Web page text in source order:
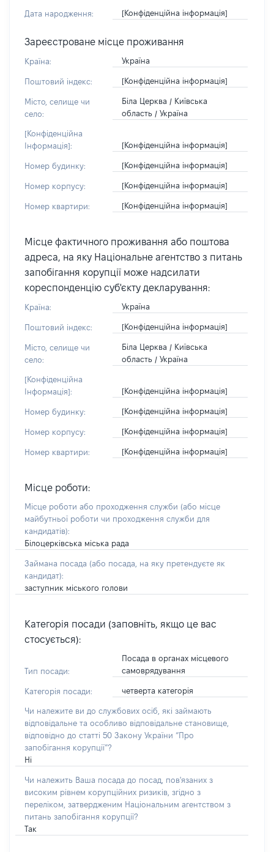
Дата народження: [Конфіденційна інформація]
Зареєстроване місце проживання
Країна: Україна
Поштовий індекс: [Конфіденційна інформація]
Місто, селище чи
село:
Біла Церква / Київська
область / Україна
[Конфіденційна
Інформація]:
[Конфіденційна інформація]
Номер будинку: [Конфіденційна інформація]
Номер корпусу: [Конфіденційна інформація]
Номер квартири: [Конфіденційна інформація]
Місце фактичного проживання або поштова
адреса, на яку Національне агентство з питань
запобігання корупції може надсилати
кореспонденцію суб'єкту декларування:
Країна: Україна
Поштовий індекс: [Конфіденційна інформація]
Місто, селище чи
село:
Біла Церква / Київська
область / Україна
[Конфіденційна
Інформація]:
[Конфіденційна інформація]
Номер будинку: [Конфіденційна інформація]
Номер корпусу: [Конфіденційна інформація]
Номер квартири: [Конфіденційна інформація]
Місце роботи:
Місце роботи або проходження служби (або місце
майбутньої роботи чи проходження служби для
кандидатів):
Білоцерківська міська рада
Займана посада (або посада, на яку претендуєте як
кандидат):
заступник міського голови
Категорія посади (заповніть, якщо це вас
стосується):
Тип посади:
Посада в органах місцевого
самоврядування
Категорія посади: четверта категорія
Чи належите ви до службових осіб, які займають
відповідальне та особливо відповідальне становище,
відповідно до статті 50 Закону України “Про
запобігання корупції”?
Ні
Чи належить Ваша посада до посад, пов'язаних з
високим рівнем корупційних ризиків, згідно з
переліком, затвердженим Національним агентством з
питань запобігання корупції?
Так